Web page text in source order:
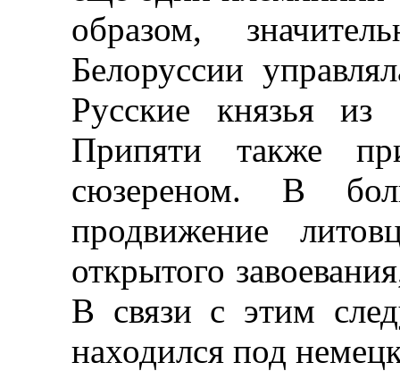
образом,
Белоруссии
Русские князья
Припяти также
сюзереном. В
продвижение
открытого
В связи с этим
находился под